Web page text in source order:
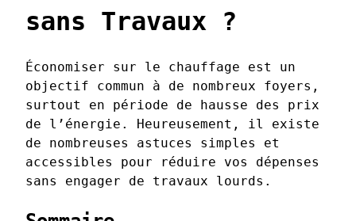
sans Travaux ?
Économiser sur le chauffage est un
objectif commun à de nombreux foyers,
surtout en période de hausse des prix
de l’énergie. Heureusement, il existe
de nombreuses astuces simples et
accessibles pour réduire vos dépenses
sans engager de travaux lourds.